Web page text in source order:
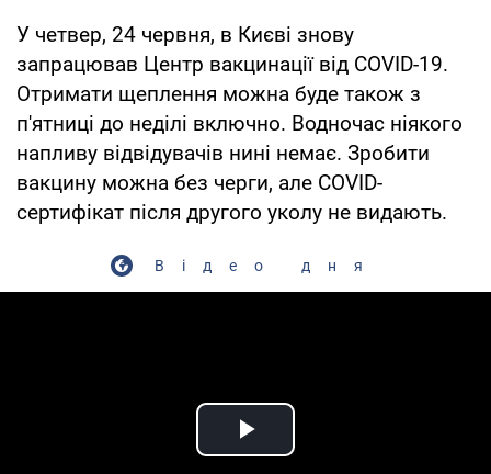
У четвер, 24 червня, в Києві знову
запрацював Центр вакцинації від СOVID-19.
Отримати щеплення можна буде також з
п'ятниці до неділі включно. Водночас ніякого
напливу відвідувачів нині немає. Зробити
вакцину можна без черги, але СOVID-
сертифікат після другого уколу не видають.
Відео дня
Play Video